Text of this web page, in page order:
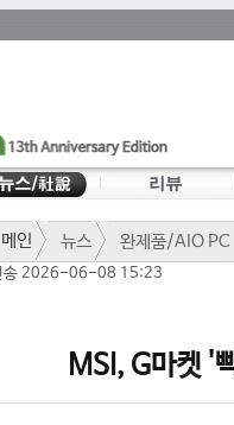
메인 뉴스 완제품/AIO PC
송 2026-06-08 15:23
MSI, G마켓 '